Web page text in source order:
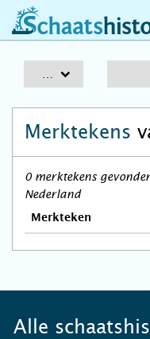
schaatshistorie.nl
Merktekens
0 merktekens
Nederland
Merkteken
Alle